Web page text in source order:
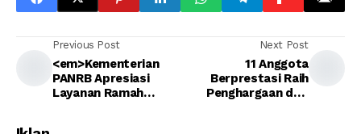
Previous Post
<em>Kementerian
PANRB Apresiasi
Layanan Ramah
Next Post
11 Anggota
Berprestasi Raih
Penghargaan dari